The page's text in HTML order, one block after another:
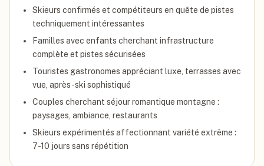
Skieurs confirmés et compétiteurs en quête de pistes
techniquement intéressantes
Familles avec enfants cherchant infrastructure
complète et pistes sécurisées
Touristes gastronomes appréciant luxe, terrasses avec
vue, après-ski sophistiqué
Couples cherchant séjour romantique montagne :
paysages, ambiance, restaurants
Skieurs expérimentés affectionnant variété extrême :
7-10 jours sans répétition